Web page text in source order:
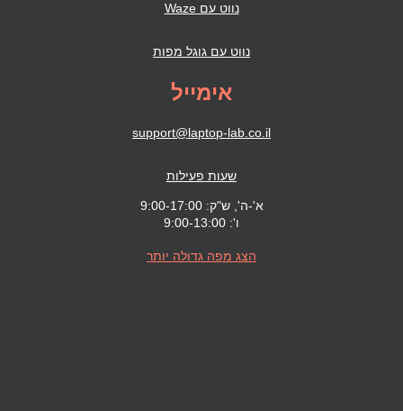
נווט עם Waze
נווט עם גוגל מפות
אימייל
support@laptop-lab.co.il
שעות פעילות
א'-ה', ש"ק: 9:00-17:00
ו': 9:00-13:00
הצג מפה גדולה יותר